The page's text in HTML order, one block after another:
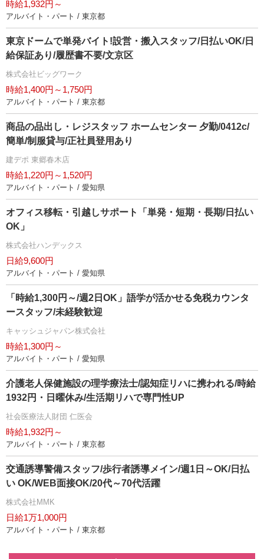
時給1,932円～
アルバイト・パート / 東京都
東京ドームで単発バイト!設営・搬入スタッフ/日払いOK/日
給保証あり/履歴書不要/文京区
株式会社ビッグワーク
時給1,400円～1,750円
アルバイト・パート / 東京都
商品の品出し・レジスタッフ ホームセンター 夕勤/0412c/
簡単/制服貸与/正社員登用あり
建デポ 東郷春木店
時給1,220円～1,520円
アルバイト・パート / 愛知県
オフィス移転・引越しサポート「単発・短期・長期/日払い
OK」
株式会社ハンデックス
日給9,600円
アルバイト・パート / 愛知県
「時給1,300円～/週2日OK」語学が活かせる免税カウンタ
ースタッフ/未経験歓迎
キャッシュジャパン株式会社
時給1,300円～
アルバイト・パート / 愛知県
介護老人保健施設の理学療法士/認知症リハに携われる/時給
1932円・日曜休み/生活期リハで専門性UP
社会医療法人財団 仁医会
時給1,932円～
アルバイト・パート / 東京都
交通誘導警備スタッフ/歩行者誘導メイン/週1日～OK/日払
い OK/WEB面接OK/20代～70代活躍
株式会社MMK
日給1万1,000円
アルバイト・パート / 東京都